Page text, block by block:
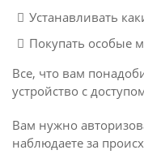
Устанавливать
Покупать особые
Все, что вам
устройство с
Вам нужно
наблюдаете за